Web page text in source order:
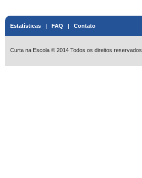
Estatísticas | FAQ | Contato
Curta na Escola © 2014 Todos os direitos reservados.